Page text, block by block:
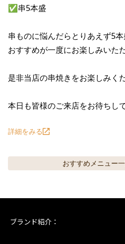
✅串5本盛
串ものに悩んだらとりあえず5本
おすすめが一度にお楽しみいた
是非当店の串焼きをお楽しみく
本日も皆様のご来店をお待ちし
詳細をみる
おすすめメニュー
ブランド紹介：